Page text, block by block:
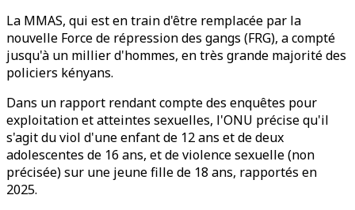
La MMAS, qui est en train d'être remplacée par la
nouvelle Force de répression des gangs (FRG), a compté
jusqu'à un millier d'hommes, en très grande majorité des
policiers kényans.
Dans un rapport rendant compte des enquêtes pour
exploitation et atteintes sexuelles, l'ONU précise qu'il
s'agit du viol d'une enfant de 12 ans et de deux
adolescentes de 16 ans, et de violence sexuelle (non
précisée) sur une jeune fille de 18 ans, rapportés en
2025.